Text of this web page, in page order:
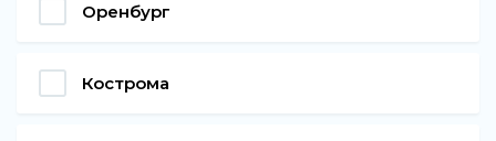
Оренбург
Кострома